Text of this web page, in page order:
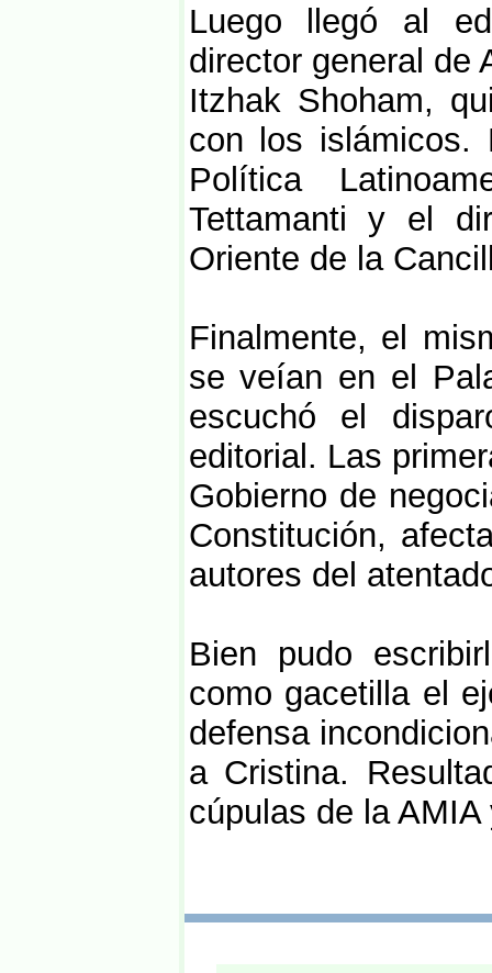
Luego llegó al
director general de
Itzhak Shoham,
con los islámicos.
Política
Tettamanti y el
Oriente de la
Finalmente, el
se veían en el
escuchó el
editorial. Las
Gobierno de
Constitución,
autores del
Bien pudo
como gacetilla el
defensa
a Cristina.
cúpulas de la